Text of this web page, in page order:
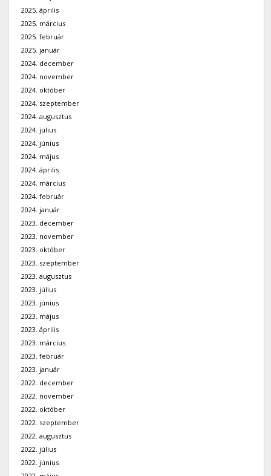
2025. április
2025. március
2025. február
2025. január
2024. december
2024. november
2024. október
2024. szeptember
2024. augusztus
2024. július
2024. június
2024. május
2024. április
2024. március
2024. február
2024. január
2023. december
2023. november
2023. október
2023. szeptember
2023. augusztus
2023. július
2023. június
2023. május
2023. április
2023. március
2023. február
2023. január
2022. december
2022. november
2022. október
2022. szeptember
2022. augusztus
2022. július
2022. június